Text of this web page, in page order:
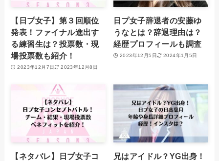
【日プ女子】第３回順位
発表！ファイナル進出す
る練習生は？投票数・現
場投票数も紹介！
2023年12月7日 2023年12月8日
日プ女子辞退者の安藤ゆ
うなとは？辞退理由は？
経歴プロフィールも調査
2023年12月5日 2024年1月5日
【ネタバレ】日プ女子コ 兄はアイドル？YG出身！